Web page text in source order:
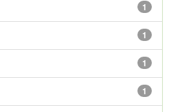
1
1
1
1